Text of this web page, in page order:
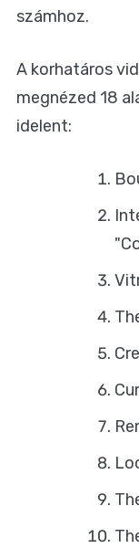
számhoz.
A korhatáros
megnézed 18
idelent: